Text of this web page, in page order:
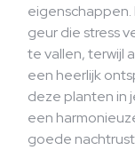
geur die stress
te vallen, terwijl
een heerlijk
deze planten in
een
goede